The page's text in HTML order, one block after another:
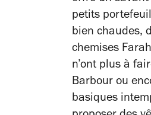
petits
bien chaudes,
chemises
n’ont plus à
Barbour ou
basiques